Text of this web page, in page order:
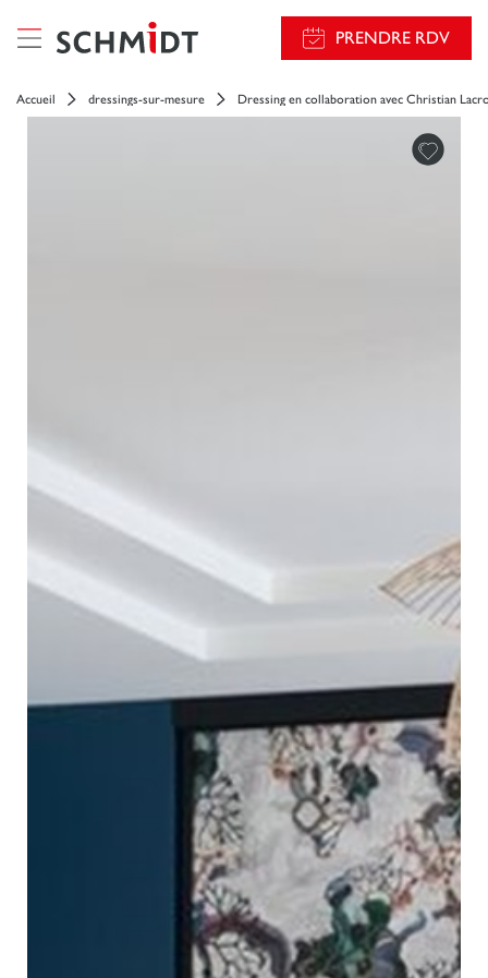
PRENDRE RDV
Accueil dressings-sur-mesure Dressing en collaboration avec Christian